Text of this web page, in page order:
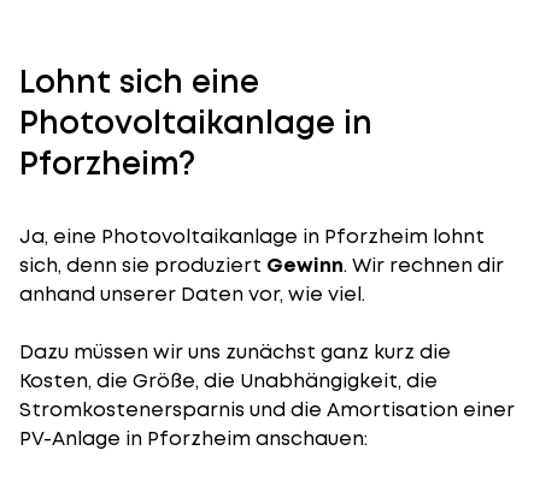
Lohnt sich eine
Photovoltaikanlage in
Pforzheim?
Ja, eine Photovoltaikanlage in Pforzheim lohnt
sich, denn sie produziert Gewinn. Wir rechnen dir
anhand unserer Daten vor, wie viel.
Dazu müssen wir uns zunächst ganz kurz die
Kosten, die Größe, die Unabhängigkeit, die
Stromkostenersparnis und die Amortisation einer
PV-Anlage in Pforzheim anschauen: